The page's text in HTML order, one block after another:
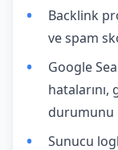
Backlink
ve spam
Google
hatalarını,
durumunu
Sunucu